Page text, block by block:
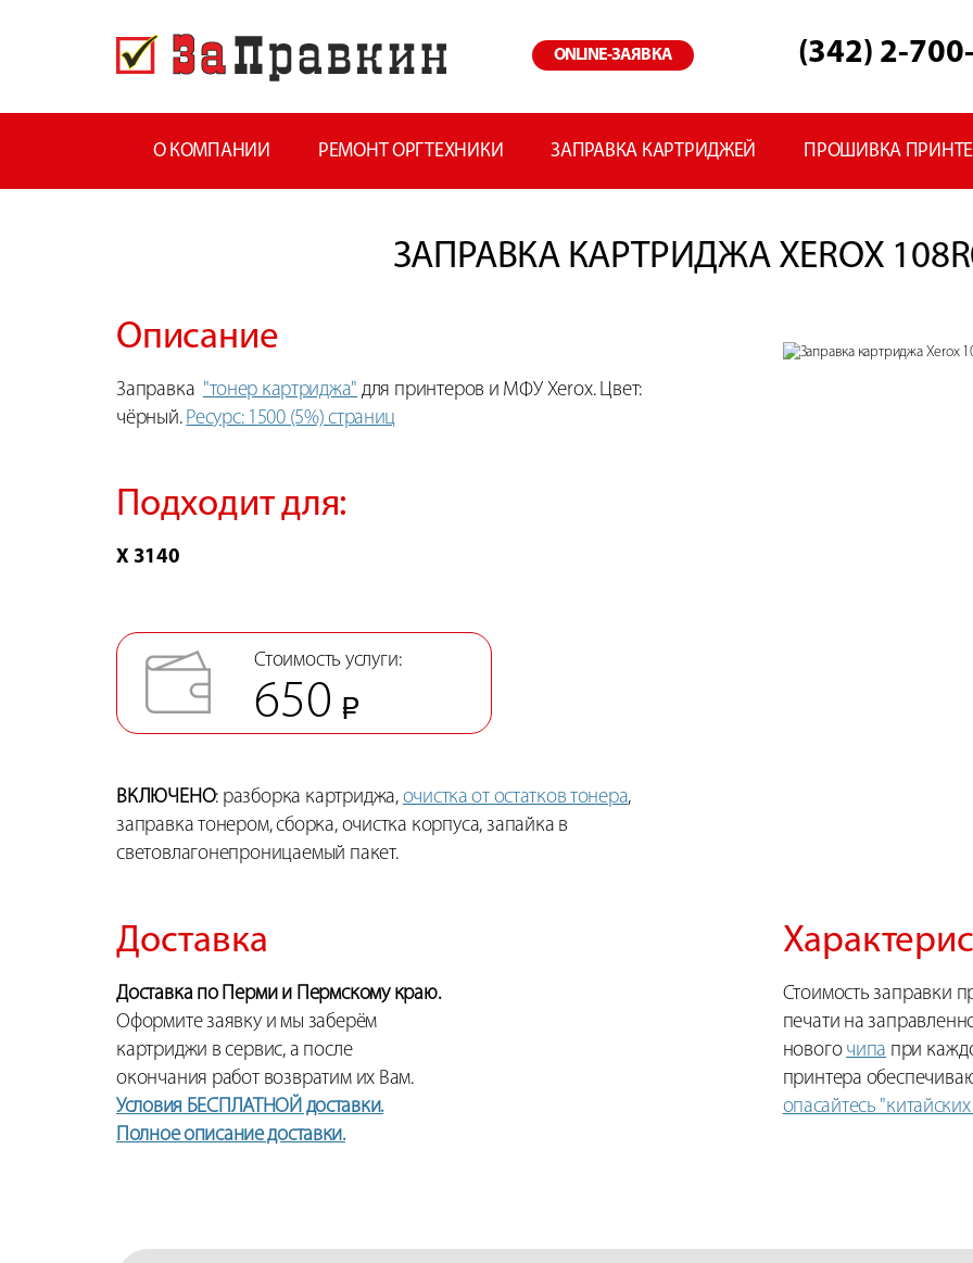
О КОМПАНИИ РЕМОНТ ОРГТЕХНИКИ ЗАПРАВКА КАРТРИДЖЕЙ ПРОШИВКА
ONLINE-ЗАЯВКА (342) 2-
ЗАПРАВКА КАРТРИДЖА XEROX
Описание
Заправка "тонер картриджа" для принтеров и МФУ Xerox. Цвет:
чёрный. Ресурс: 1500 (5%) страниц
Подходит для:
X 3140
Стоимость услуги:
650
ВКЛЮЧЕНО: разборка картриджа, очистка от остатков тонера,
заправка тонером, сборка, очистка корпуса, запайка в
световлагонепроницаемый пакет.
Доставка
Доставка по Перми и Пермскому краю.
Оформите заявку и мы заберём
картриджи в сервис, а после
окончания работ возвратим их Вам.
Условия БЕСПЛАТНОЙ доставки.
Полное описание доставки.
Стоимость заправки
печати на
нового чипа при
принтера
опасайтесь